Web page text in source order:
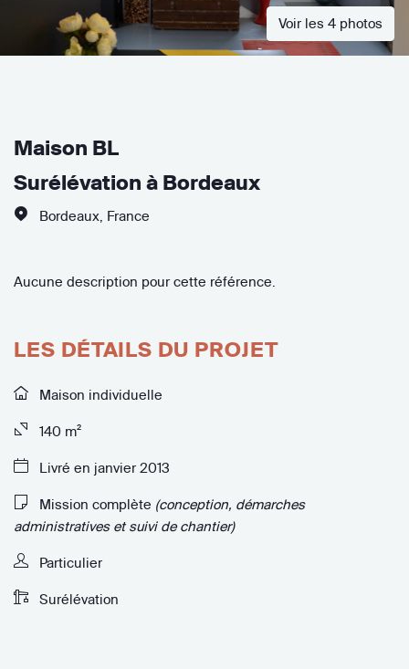
Voir les 4 photos
Maison BL
Surélévation à Bordeaux
Bordeaux France
Aucune description pour cette référence.
LES DÉTAILS DU PROJET
Maison individuelle
140 m²
Livré en janvier 2013
Mission complète (conception, démarches
administratives et suivi de chantier)
Particulier
Surélévation